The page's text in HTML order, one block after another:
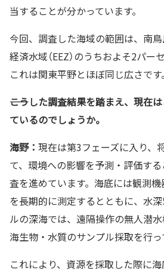
当することが分かっています。
今回、調査した海域の範囲は、南
経済水域（EEZ）のうちおよそ2パー
これは関東平野とほぼ同じ広さです。
――こうした調査結果を踏まえ、現在
ているのでしょうか。
海野： 現在は第3フェーズに入り、
て、環境への影響を予測・評価す
査を進めています。海底には観測
を長期的に測定するとともに、水
ルの深海では、遠隔操作の無人潜
海生物・水質のサンプル採取を行っ
これにより、資源を採取した際に